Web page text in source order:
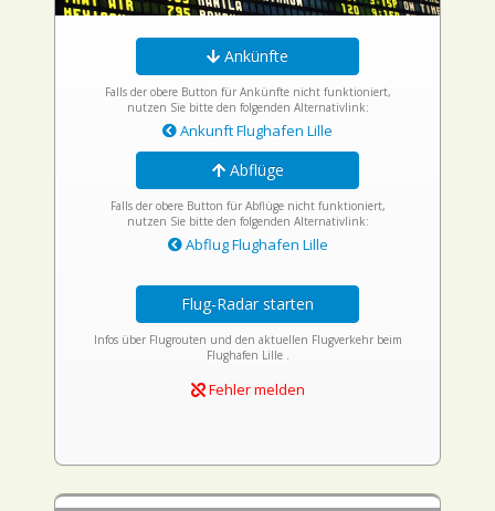
Ankünfte
Falls der obere Button für Ankünfte nicht funktioniert,
nutzen Sie bitte den folgenden Alternativlink:
Ankunft Flughafen Lille
Abflüge
Falls der obere Button für Abflüge nicht funktioniert,
nutzen Sie bitte den folgenden Alternativlink:
Abflug Flughafen Lille
Flug-Radar starten
Infos über Flugrouten und den aktuellen Flugverkehr beim
Flughafen Lille .
Fehler melden